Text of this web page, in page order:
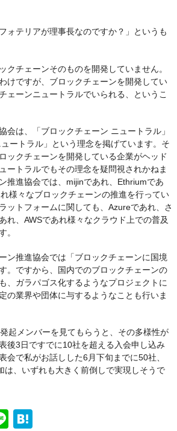
ォテリアが理事長なのですか？」というも
クチェーンそのものを開発していません。
けですが、ブロックチェーンを開発してい
ェーンニュートラルでいられる、というこ
会は、「ブロックチェーン ニュートラル」
ュートラル」という理念を掲げています。そ
ックチェーンを開発している企業がヘッド
ートラルでもその理念を疑問視されかねま
推進協会では、mijinであれ、Ethriumであ
様々なブロックチェーンの推進を行ってい
ットフォームに関しても、Azureであれ、さ
れ、AWSであれ様々なクラウド上での普及
。
ン推進協会では「ブロックチェーンに国境
。ですから、国内でのブロックチェーンの
、ガラパゴス化するようなプロジェクトに
の業界や団体に与するようなことも行いま
起メンバーを見てもらうと、その多様性が
後3日ですでに10社を超える入会申し込み
会で私がお話しした6月下旬までに50社、
は、いずれも大きく前倒しで実現しそうで
Li